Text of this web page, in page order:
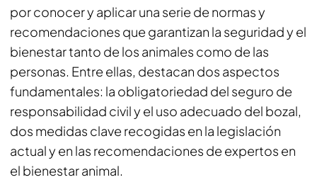
por conocer y aplicar una serie de normas y
recomendaciones que garantizan la seguridad y el
bienestar tanto de los animales como de las
personas. Entre ellas, destacan dos aspectos
fundamentales: la obligatoriedad del seguro de
responsabilidad civil y el uso adecuado del bozal,
dos medidas clave recogidas en la legislación
actual y en las recomendaciones de expertos en
el bienestar animal.